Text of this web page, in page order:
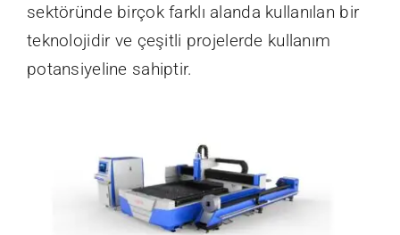
sektöründe birçok farklı alanda kullanılan bir
teknolojidir ve çeşitli projelerde kullanım
potansiyeline sahiptir.